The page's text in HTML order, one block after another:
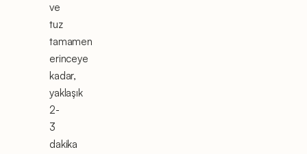
ve
tuz
tamamen
erinceye
kadar,
yaklaşık
2-
3
dakika